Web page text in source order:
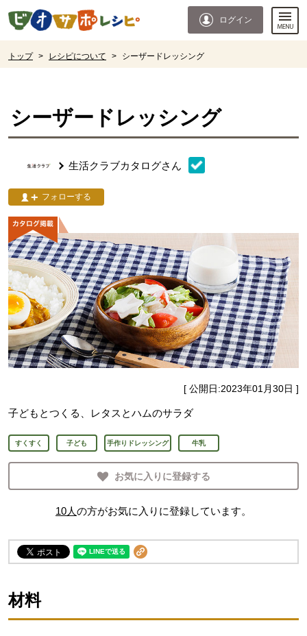
ページの先頭です。
ログイン
トップ > レシピについて > シーザードレッシング
シーザードレッシング
生活クラブカタログさん
フォローする
[ 公開日:2023年01月30日 ]
子どもとつくる、レタスとハムのサラダ
すくすく 子ども 手作りドレッシング 牛乳
お気に入りに登録する
10人の方がお気に入りに登録しています。
材料